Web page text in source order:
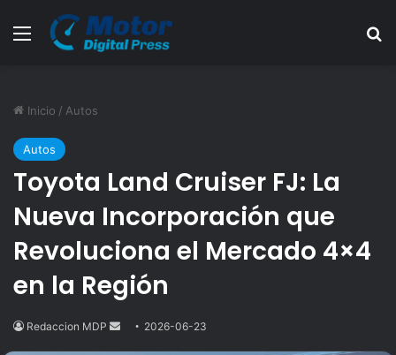
Menú
Inicio / Autos
Autos
Toyota Land Cruiser FJ: La
Nueva Incorporación que
Revoluciona el Mercado 4×4
en la Región
Redaccion MDP
Send2026-06-23